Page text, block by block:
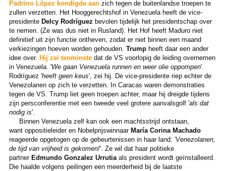
Padrino López kondigde aanzich tegen de buitenlandse troepen te
zullen verzetten. Het Hooggerechtshof in Venezuela heeft de vice-
presidente Delcy Rodríguez bevolen tijdelijk het presidentschap over
te nemen. (Ze was dus niet in Rusland). Het Hof heeft Maduro niet
definitief uit zijn functie ontheven, zodat er niet binnen een maand
verkiezingen hoeven worden gehouden. Trumpheeft daar een ander
idee over. Hij zei tenminstedat de VS voorlopig de leiding overnemen
in Venezuela. 'We gaan Venezuela runnen en weer olie oppompen'.
Rodríguez 'heeft geen keus', zei hij. De vice-presidente riep echter de
Venezolanen op zich te verzetten. In Caracas waren demonstraties
tegen de VS. Trump liet geen troepen achter, maar hij dreigde tijdens
zijn persconferentie met een tweede veel grotere aanvalsgolf 'als dat
nodig is'.
Binnen Venezuela zelf kan ook een machtsstrijd ontstaan,
want oppositieleider en Nobelprijswinnaar María Corina Machado
reageerde opgetogen op de gebeurtenissen in haar land: 'Venezolanen,
de tijd van vrijheid is gekomen!'. Ze wil dat haar politieke
partner Edmundo Gonzalez Urrutiaals president wordt geïnstalleerd.
Die haalde volgens peilingen een meerderheid bij de laatste